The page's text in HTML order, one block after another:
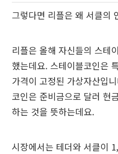
그렇다면 리플은 왜 서클의
리플은 올해 자신들의 스테
했는데요. 스테이블코인은
가격이 고정된 가상자산입
코인은 준비금으로 달러 현
하는 것을 뜻하는데요.
시장에서는 테더와 서클이